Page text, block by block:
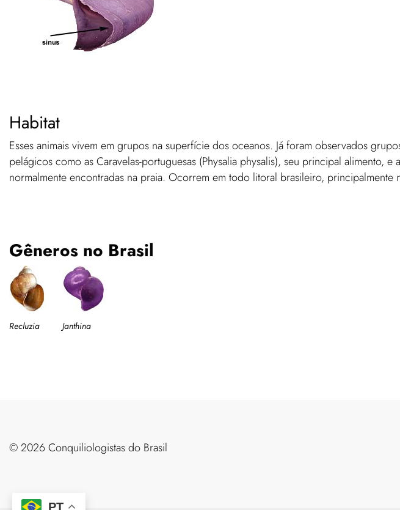
Habitat
Esses animais vivem em grupos na superfície dos oceanos. Já foram observados
pelágicos como as Caravelas-portuguesas (Physalia physalis), seu principal alimento,
normalmente encontradas na praia. Ocorrem em todo litoral brasileiro, principalmente
Gêneros no Brasil
Recluzia Janthina
©️ 2026 Conquiliologistas do Brasil
PT